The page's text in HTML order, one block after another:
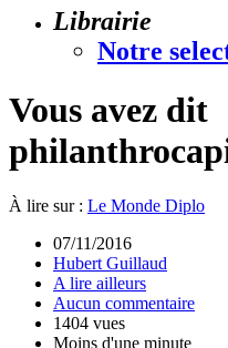
Librairie
Notre
Vous avez dit
À lire sur : Le Monde Diplo
07/11/2016
Hubert Guillaud
A lire ailleurs
Aucun commentaire
1404 vues
Moins d'une minute